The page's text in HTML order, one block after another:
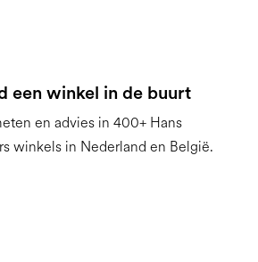
een winkel in de buurt
en advies in 400+ Hans
winkels in Nederland en België.